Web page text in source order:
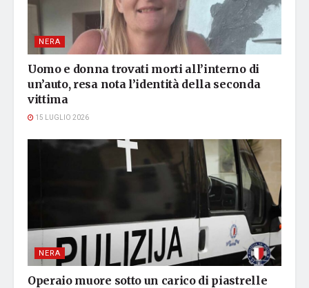
NERA
Uomo e donna trovati morti all’interno di
un’auto, resa nota l’identità della seconda
vittima
15 LUGLIO 2026
NERA
Operaio muore sotto un carico di piastrelle